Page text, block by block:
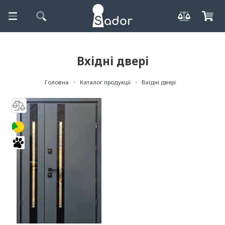
Вхідні двері
Головна Каталог продукції Вхідні двері